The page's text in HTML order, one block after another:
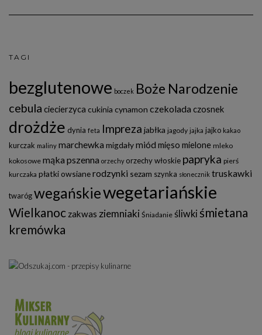
TAGI
bezglutenowe boczek Boże Narodzenie
cebula ciecierzyca cukinia cynamon czekolada czosnek
drożdże dynia feta Impreza jabłka jagody jajka jajko kakao
kurczak maliny marchewka migdałymiód mięso mielone mleko
kokosowe mąka pszenna orzechy orzechy włoskie papryka pierś
kurczaka płatki owsianerodzynki sezam szynka słonecznik truskawki
twarógwegańskiewegetariańskie
Wielkanoc zakwas ziemniaki Śniadanie śliwki śmietana
kremówka